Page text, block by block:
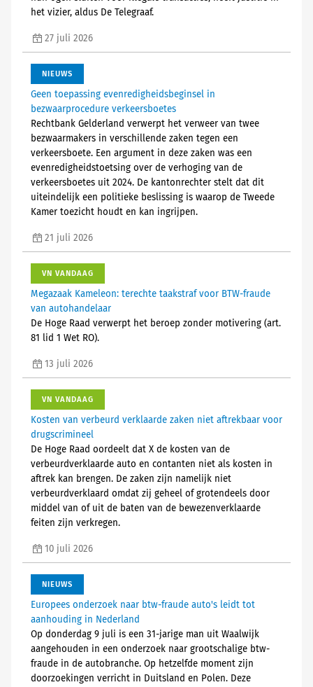
het vizier, aldus De Telegraaf.
27 juli 2026
NIEUWS
Geen toepassing evenredigheidsbeginsel in
bezwaarprocedure verkeersboetes
Rechtbank Gelderland verwerpt het verweer van twee
bezwaarmakers in verschillende zaken tegen een
verkeersboete. Een argument in deze zaken was een
evenredigheidstoetsing over de verhoging van de
verkeersboetes uit 2024. De kantonrechter stelt dat dit
uiteindelijk een politieke beslissing is waarop de Tweede
Kamer toezicht houdt en kan ingrijpen.
21 juli 2026
VN VANDAAG
Megazaak Kameleon: terechte taakstraf voor BTW-fraude
van autohandelaar
De Hoge Raad verwerpt het beroep zonder motivering (art.
81 lid 1 Wet RO).
13 juli 2026
VN VANDAAG
Kosten van verbeurd verklaarde zaken niet aftrekbaar voor
drugscrimineel
De Hoge Raad oordeelt dat X de kosten van de
verbeurdverklaarde auto en contanten niet als kosten in
aftrek kan brengen. De zaken zijn namelijk niet
verbeurdverklaard omdat zij geheel of grotendeels door
middel van of uit de baten van de bewezenverklaarde
feiten zijn verkregen.
10 juli 2026
NIEUWS
Europees onderzoek naar btw-fraude auto's leidt tot
aanhouding in Nederland
Op donderdag 9 juli is een 31-jarige man uit Waalwijk
aangehouden in een onderzoek naar grootschalige btw-
fraude in de autobranche. Op hetzelfde moment zijn
doorzoekingen verricht in Duitsland en Polen. Deze